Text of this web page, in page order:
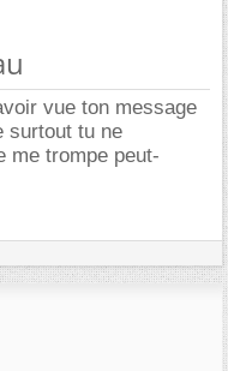
vue ton message
surtout tu ne
me trompe peut-